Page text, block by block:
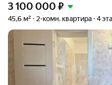
3 100 000 ₽
45,6 м² 2-комн. квартира 4